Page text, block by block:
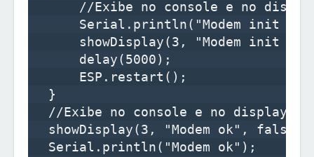
//Exibe no console e no
Serial.println("Modem init
showDisplay(3, "Modem init
      delay(5000);
      ESP.restart();
  }
  //Exibe no console e no display
  showDisplay(3, "Modem ok", false);
  Serial.println("Modem ok");